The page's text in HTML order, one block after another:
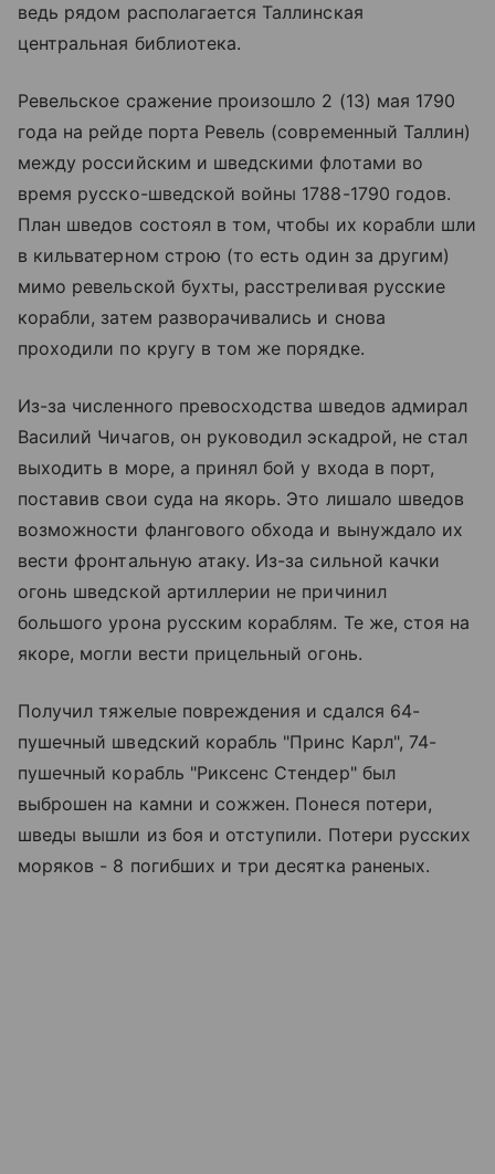
ведь рядом располагается Таллинская
центральная библиотека.
Ревельское сражение произошло 2 (13) мая 1790
года на рейде порта Ревель (современный Таллин)
между российским и шведскими флотами во
время русско-шведской войны 1788-1790 годов.
План шведов состоял в том, чтобы их корабли шли
в кильватерном строю (то есть один за другим)
мимо ревельской бухты, расстреливая русские
корабли, затем разворачивались и снова
проходили по кругу в том же порядке.
Из-за численного превосходства шведов адмирал
Василий Чичагов, он руководил эскадрой, не стал
выходить в море, а принял бой у входа в порт,
поставив свои суда на якорь. Это лишало шведов
возможности флангового обхода и вынуждало их
вести фронтальную атаку. Из-за сильной качки
огонь шведской артиллерии не причинил
большого урона русским кораблям. Те же, стоя на
якоре, могли вести прицельный огонь.
Получил тяжелые повреждения и сдался 64-
пушечный шведский корабль "Принс Карл", 74-
пушечный корабль "Риксенс Стендер" был
выброшен на камни и сожжен. Понеся потери,
шведы вышли из боя и отступили. Потери русских
моряков - 8 погибших и три десятка раненых.